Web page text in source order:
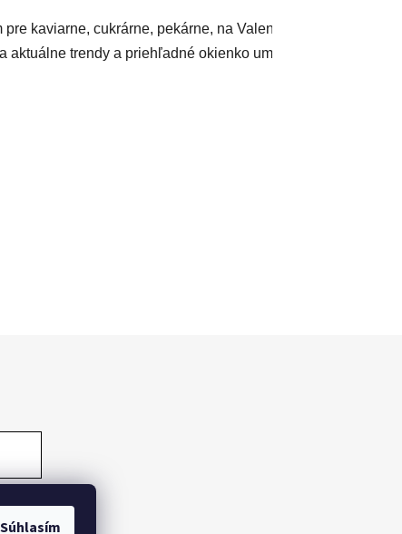
Súhlasím
kaviarne, cukrárne, pekárne, na Valentína a mnoho
trendy a priehľadné okienko umožňuje atraktívne